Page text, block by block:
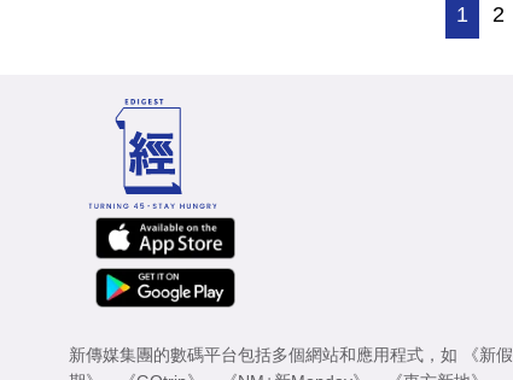
1 2
新傳媒集團的數碼平台包括多個網站和應用程式，如
《新假